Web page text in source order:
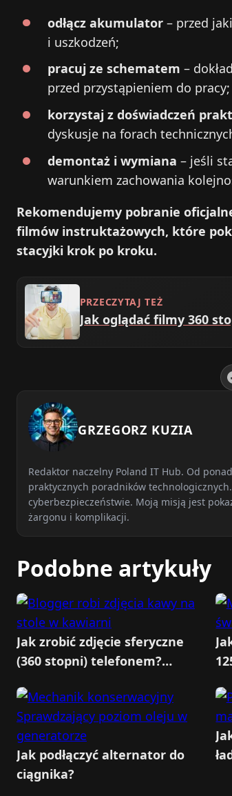
odłącz akumulator – przed
i uszkodzeń;
pracuj ze schematem –
przed przystąpieniem do pracy;
korzystaj z doświadczeń
dyskusje na forach
demontaż i wymiana – jeśli
warunkiem zachowania
Rekomendujemy pobranie
filmów instruktażowych, które
stacyjki krok po kroku.
PRZECZYTAJ TEŻ
Jak oglądać filmy 360
GRZEGORZ KUZIA
Redaktor naczelny Poland IT Hub. Od
praktycznych poradników
cyberbezpieczeństwie. Moją misją jest
żargonu i komplikacji.
Podobne artykuły
Jak zrobić zdjęcie sferyczne
(360 stopni) telefonem?
Jak podłączyć alternator do
ciągnika?